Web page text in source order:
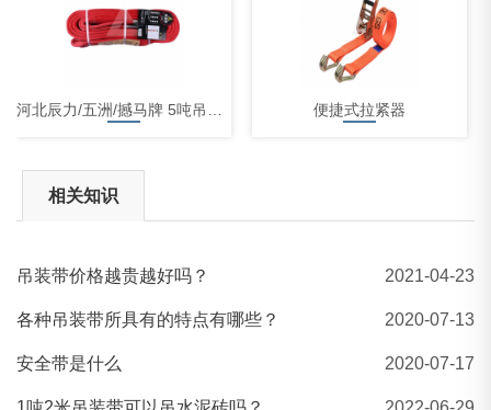
便捷式拉紧器
河北辰力 8吨柔性吊装带
相关知识
吊装带价格越贵越好吗？ 2021-04-23
各种吊装带所具有的特点有哪些？ 2020-07-13
安全带是什么 2020-07-17